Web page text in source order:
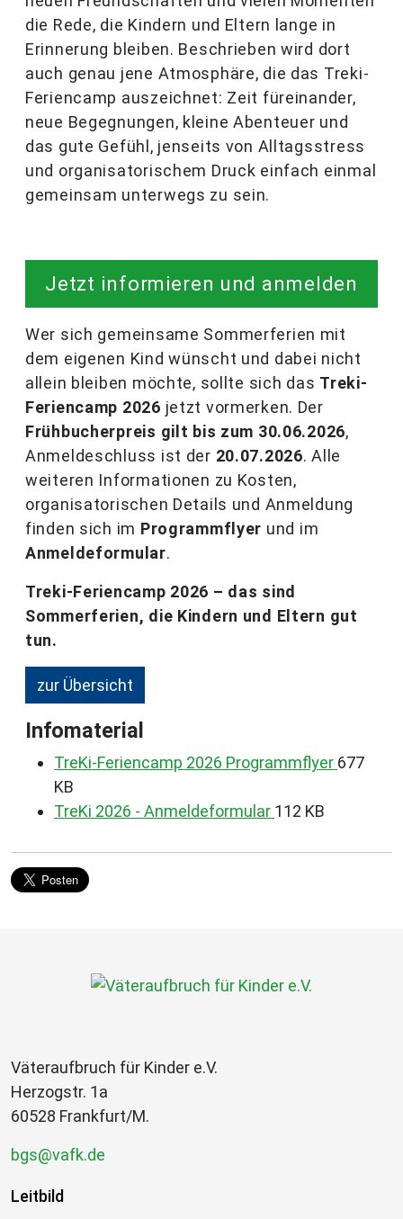
die Rede, die Kindern und Eltern lange in
Erinnerung bleiben. Beschrieben wird dort
auch genau jene Atmosphäre, die das Treki-
Feriencamp auszeichnet: Zeit füreinander,
neue Begegnungen, kleine Abenteuer und
das gute Gefühl, jenseits von Alltagsstress
und organisatorischem Druck einfach einmal
gemeinsam unterwegs zu sein.
Jetzt informieren und anmelden
Wer sich gemeinsame Sommerferien mit
dem eigenen Kind wünscht und dabei nicht
allein bleiben möchte, sollte sich das Treki-
Feriencamp 2026 jetzt vormerken. Der
Frühbucherpreis gilt bis zum 30.06.2026,
Anmeldeschluss ist der 20.07.2026. Alle
weiteren Informationen zu Kosten,
organisatorischen Details und Anmeldung
finden sich im Programmflyer und im
Anmeldeformular.
Treki-Feriencamp 2026 – das sind
Sommerferien, die Kindern und Eltern gut
tun.
zur Übersicht
Infomaterial
TreKi-Feriencamp 2026 Programmflyer 677
KB
TreKi 2026 - Anmeldeformular 112 KB
Väteraufbruch für Kinder e.V.
Herzogstr. 1a
60528 Frankfurt/M.
bgs@vafk.de
Leitbild